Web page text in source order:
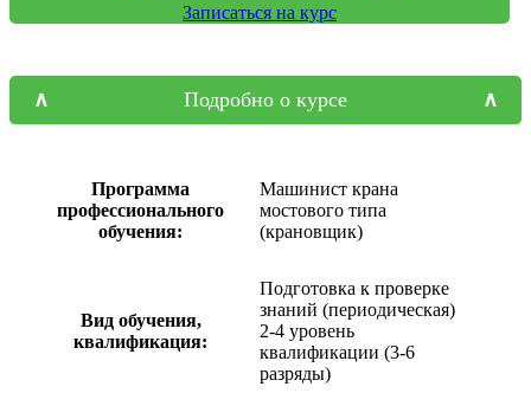
Записаться на курс
Подробно о курсе
Программа
профессионального
обучения:
Машинист крана
мостового типа
(крановщик)
Вид обучения,
квалификация:
Подготовка к проверке
знаний (периодическая)
2-4 уровень
квалификации (3-6
разряды)